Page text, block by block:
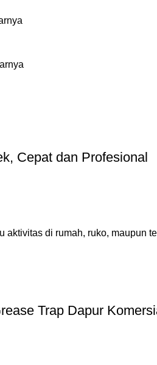
Cepat dan Profesional
di rumah, ruko, maupun
Trap Dapur